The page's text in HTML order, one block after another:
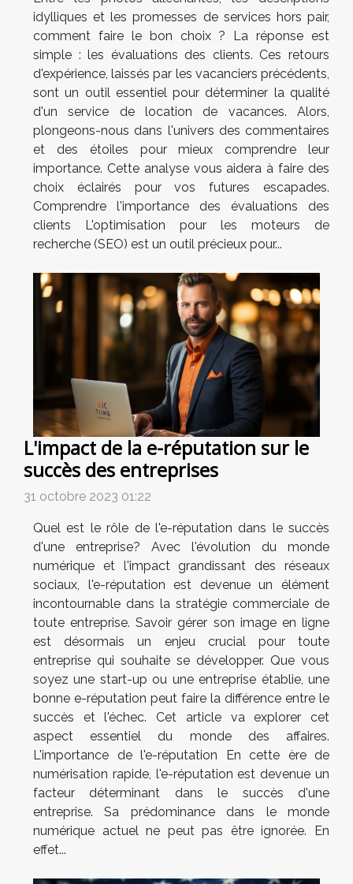
idylliques et les promesses de services hors pair,
comment faire le bon choix ? La réponse est
simple : les évaluations des clients. Ces retours
d'expérience, laissés par les vacanciers précédents,
sont un outil essentiel pour déterminer la qualité
d'un service de location de vacances. Alors,
plongeons-nous dans l'univers des commentaires
et des étoiles pour mieux comprendre leur
importance. Cette analyse vous aidera à faire des
choix éclairés pour vos futures escapades.
Comprendre l'importance des évaluations des
clients L'optimisation pour les moteurs de
recherche (SEO) est un outil précieux pour...
L'impact de la e-réputation sur le
succès des entreprises
31 octobre 2023 01:22
Quel est le rôle de l'e-réputation dans le succès
d'une entreprise? Avec l'évolution du monde
numérique et l'impact grandissant des réseaux
sociaux, l'e-réputation est devenue un élément
incontournable dans la stratégie commerciale de
toute entreprise. Savoir gérer son image en ligne
est désormais un enjeu crucial pour toute
entreprise qui souhaite se développer. Que vous
soyez une start-up ou une entreprise établie, une
bonne e-réputation peut faire la différence entre le
succès et l'échec. Cet article va explorer cet
aspect essentiel du monde des affaires.
L'importance de l'e-réputation En cette ère de
numérisation rapide, l'e-réputation est devenue un
facteur déterminant dans le succès d'une
entreprise. Sa prédominance dans le monde
numérique actuel ne peut pas être ignorée. En
effet...